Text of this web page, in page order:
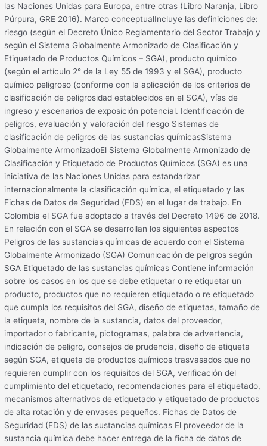
las Naciones Unidas para Europa, entre otras (Libro Naranja, Libro
Púrpura, GRE 2016). Marco conceptualIncluye las definiciones de:
riesgo (según el Decreto Único Reglamentario del Sector Trabajo y
según el Sistema Globalmente Armonizado de Clasificación y
Etiquetado de Productos Químicos – SGA), producto químico
(según el artículo 2° de la Ley 55 de 1993 y el SGA), producto
químico peligroso (conforme con la aplicación de los criterios de
clasificación de peligrosidad establecidos en el SGA), vías de
ingreso y escenarios de exposición potencial. Identificación de
peligros, evaluación y valoración del riesgo Sistemas de
clasificación de peligros de las sustancias químicasSistema
Globalmente ArmonizadoEl Sistema Globalmente Armonizado de
Clasificación y Etiquetado de Productos Químicos (SGA) es una
iniciativa de las Naciones Unidas para estandarizar
internacionalmente la clasificación química, el etiquetado y las
Fichas de Datos de Seguridad (FDS) en el lugar de trabajo. En
Colombia el SGA fue adoptado a través del Decreto 1496 de 2018.
En relación con el SGA se desarrollan los siguientes aspectos
Peligros de las sustancias químicas de acuerdo con el Sistema
Globalmente Armonizado (SGA) Comunicación de peligros según
SGA Etiquetado de las sustancias químicas Contiene información
sobre los casos en los que se debe etiquetar o re etiquetar un
producto, productos que no requieren etiquetado o re etiquetado
que cumpla los requisitos del SGA, diseño de etiquetas, tamaño de
la etiqueta, nombre de la sustancia, datos del proveedor,
importador o fabricante, pictogramas, palabra de advertencia,
indicación de peligro, consejos de prudencia, diseño de etiqueta
según SGA, etiqueta de productos químicos trasvasados que no
requieren cumplir con los requisitos del SGA, verificación del
cumplimiento del etiquetado, recomendaciones para el etiquetado,
mecanismos alternativos de etiquetado y etiquetado de productos
de alta rotación y de envases pequeños. Fichas de Datos de
Seguridad (FDS) de las sustancias químicas El proveedor de la
sustancia química debe hacer entrega de la ficha de datos de